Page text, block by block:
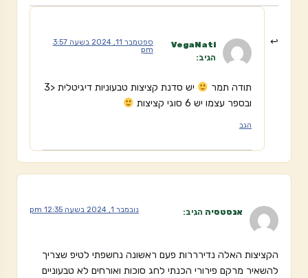
VegaNati
הגיב:
ספטמבר 11, 2024 בשעה 3:57
pm
תודה תמר
יש סדנת קציצות טבעוניות דיגיטלית <3
ובספר עצמו יש 6 סוגי קציצות
הגב
אנסטסיה הגיב: נובמבר 1, 2024 בשעה 12:35 pm
הקציצות האלה נדירררות פעם ראשונה נחשפתי לטיפ שצריך
להשאיר מרקם פירורי הכנתי לחג סוכות ואורחים לא טבעוניים